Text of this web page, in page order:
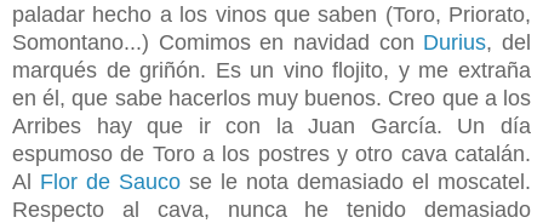
paladar hecho a los vinos que saben (Toro, Priorato,
Somontano...) Comimos en navidad con Durius, del
marqués de griñón. Es un vino flojito, y me extraña
en él, que sabe hacerlos muy buenos. Creo que a los
Arribes hay que ir con la Juan García. Un día
espumoso de Toro a los postres y otro cava catalán.
Al Flor de Sauco se le nota demasiado el moscatel.
Respecto al cava, nunca he tenido demasiado